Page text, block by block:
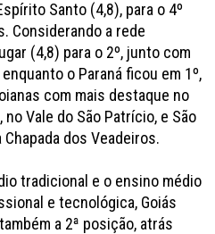
Santo (4,8), para o 4º
Considerando a rede
(4,8) para o 2º, junto com
o Paraná ficou em 1º,
com mais destaque no
Vale do São Patrício, e São
dos Veadeiros.
tradicional e o ensino médio
e tecnológica, Goiás
a 2ª posição, atrás